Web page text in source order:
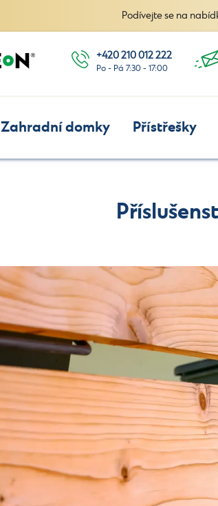
Podívejte se na
+420 210 012 222
Po - Pá 7:30 - 17:00
Zahradní domky Přístřešky